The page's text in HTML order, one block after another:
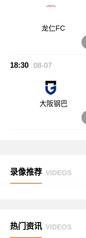
龙仁FC
18:30 08-07
大阪钢巴
录像推荐 VIDEOS
热门资讯 VIDEOS